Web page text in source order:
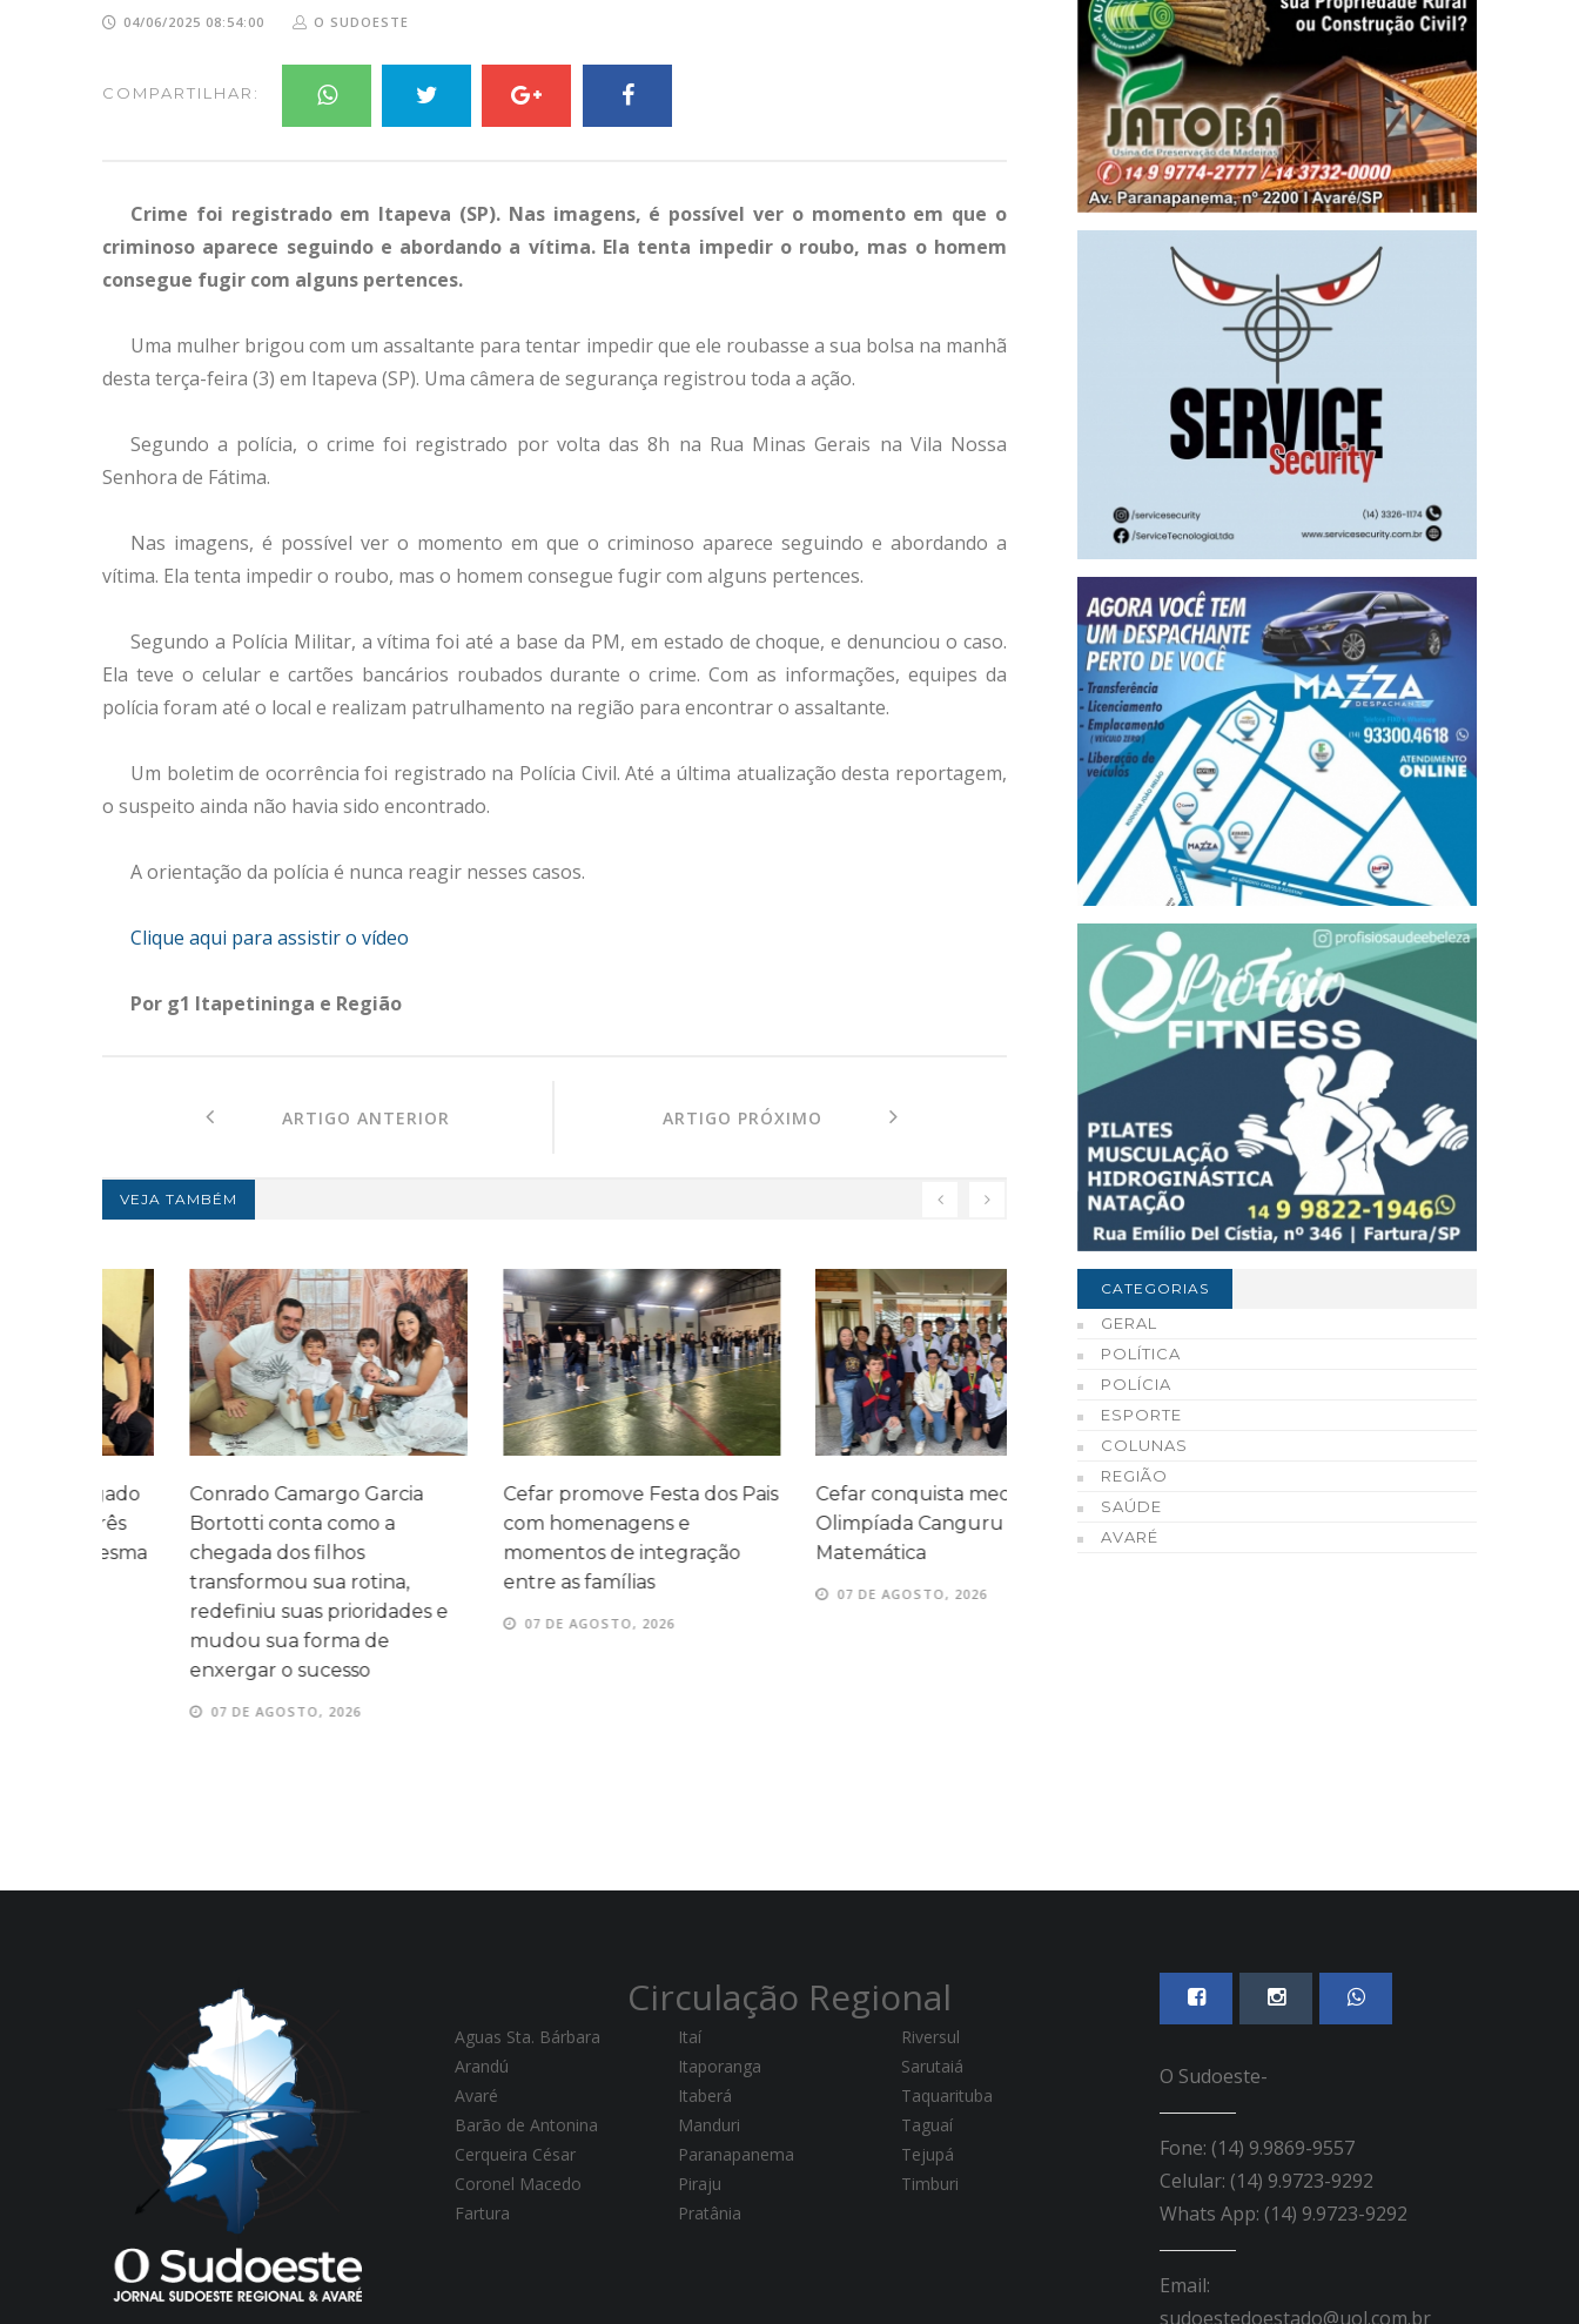
04/06/2025 08:54:00 O SUDOESTE
COMPARTILHAR:
Crime foi registrado em Itapeva (SP). Nas imagens, é possível ver o momento em que o
criminoso aparece seguindo e abordando a vítima. Ela tenta impedir o roubo, mas o homem
consegue fugir com alguns pertences.
Uma mulher brigou com um assaltante para tentar impedir que ele roubasse a sua bolsa na manhã
desta terça-feira (3) em Itapeva (SP). Uma câmera de segurança registrou toda a ação.
Segundo a polícia, o crime foi registrado por volta das 8h na Rua Minas Gerais na Vila Nossa
Senhora de Fátima.
Nas imagens, é possível ver o momento em que o criminoso aparece seguindo e abordando a
vítima. Ela tenta impedir o roubo, mas o homem consegue fugir com alguns pertences.
Segundo a Polícia Militar, a vítima foi até a base da PM, em estado de choque, e denunciou o caso.
Ela teve o celular e cartões bancários roubados durante o crime. Com as informações, equipes da
polícia foram até o local e realizam patrulhamento na região para encontrar o assaltante.
Um boletim de ocorrência foi registrado na Polícia Civil. Até a última atualização desta reportagem,
o suspeito ainda não havia sido encontrado.
A orientação da polícia é nunca reagir nesses casos.
Clique aqui para assistir o vídeo
Por g1 Itapetininga e Região
ARTIGO ANTERIOR ARTIGO PRÓXIMO
VEJA TAMBÉM
Conrado Camargo Garcia
Bortotti conta como a
chegada dos filhos
transformou sua rotina,
redefiniu suas prioridades e
mudou sua forma de
enxergar o sucesso
07 DE AGOSTO, 2026
Cefar promove Festa dos Pais
com homenagens e
momentos de integração
entre as famílias
07 DE AGOSTO, 2026
Cefar conquista medalhas na
Olimpíada Canguru de
Matemática
07 DE AGOSTO, 2026
Prefeito Roberval de Oliveira
CATEGORIAS
GERAL
POLÍTICA
POLÍCIA
ESPORTE
COLUNAS
REGIÃO
SAÚDE
AVARÉ
Circulação Regional
Aguas Sta. Bárbara
Arandú
Avaré
Barão de Antonina
Cerqueira César
Coronel Macedo
Fartura
Itaí
Itaporanga
Itaberá
Manduri
Paranapanema
Piraju
Pratânia
Riversul
Sarutaiá
Taquarituba
Taguaí
Tejupá
Timburi
O Sudoeste-
Fone: (14) 9.9869-9557
Celular: (14) 9.9723-9292
Whats App: (14) 9.9723-9292
Email:
sudoestedoestado@uol.com.br